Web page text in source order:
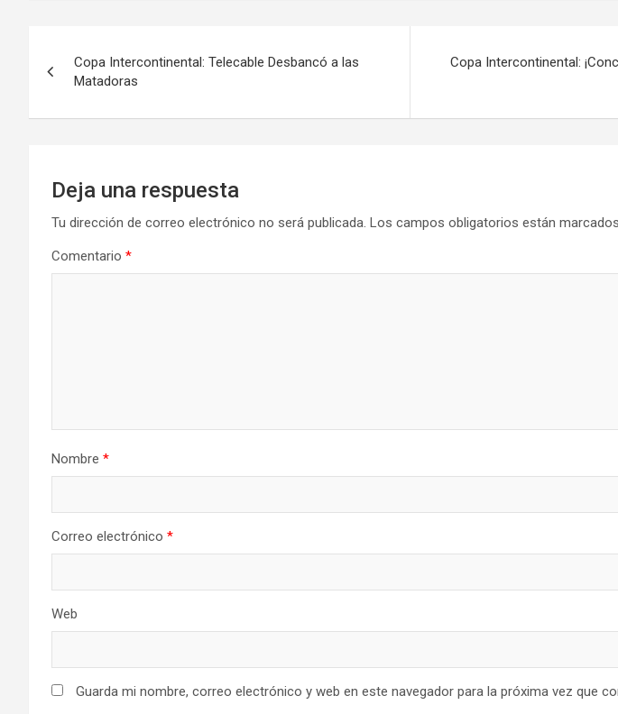
de
entradas
Copa Intercontinental: Telecable Desbancó a las
Matadoras
Copa Intercontinental:
Deja una respuesta
Tu dirección de correo electrónico no será publicada. Los campos obligatorios están
Comentario *
Nombre *
Correo electrónico *
Web
Guarda mi nombre, correo electrónico y web en este navegador para la próxima vez que